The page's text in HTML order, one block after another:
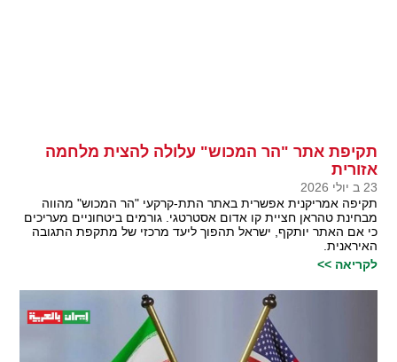
תקיפת אתר "הר המכוש" עלולה להצית מלחמה
אזורית
23 ב יולי 2026
תקיפה אמריקנית אפשרית באתר התת-קרקעי "הר המכוש" מהווה
מבחינת טהראן חציית קו אדום אסטרטגי. גורמים ביטחוניים מעריכים
כי אם האתר יותקף, ישראל תהפוך ליעד מרכזי של מתקפת התגובה
האיראנית.
לקריאה >>